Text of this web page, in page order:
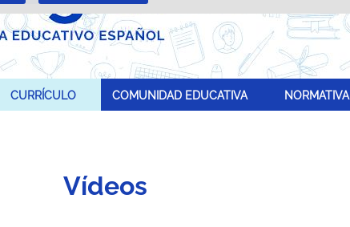
CURRÍCULO COMUNIDAD EDUCATIVA NORMATIVA
Vídeos